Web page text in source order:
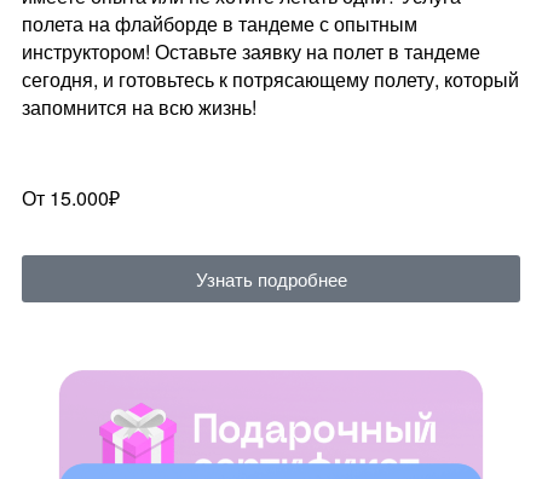
полета на флайборде в тандеме с опытным
инструктором! Оставьте заявку на полет в тандеме
сегодня, и готовьтесь к потрясающему полету, который
запомнится на всю жизнь!
От 15.000₽
Узнать подробнее